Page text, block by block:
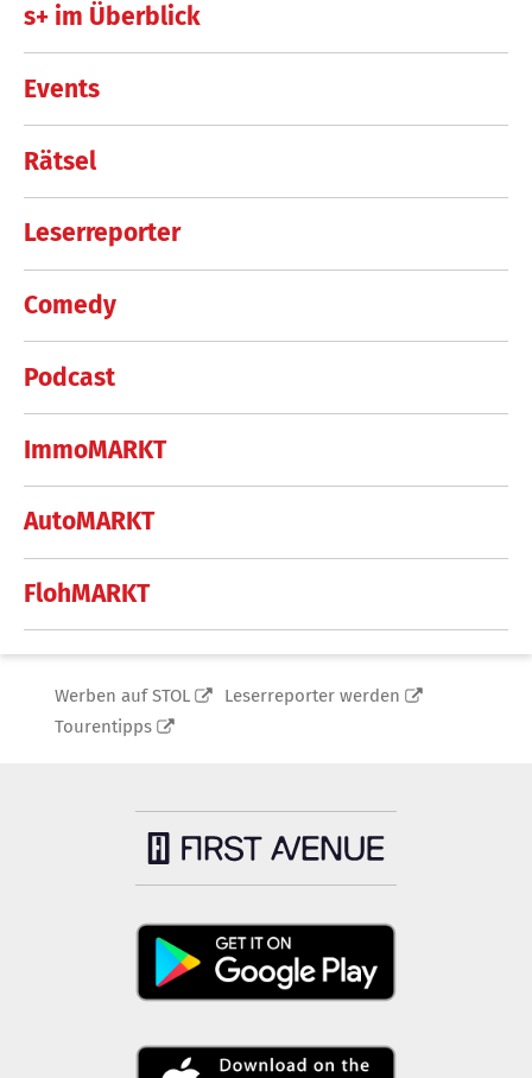
s+ im Überblick
Events
Rätsel
Leserreporter
Comedy
Podcast
ImmoMARKT
AutoMARKT
FlohMARKT
Werben auf STOL
Leserreporter werden
Tourentipps